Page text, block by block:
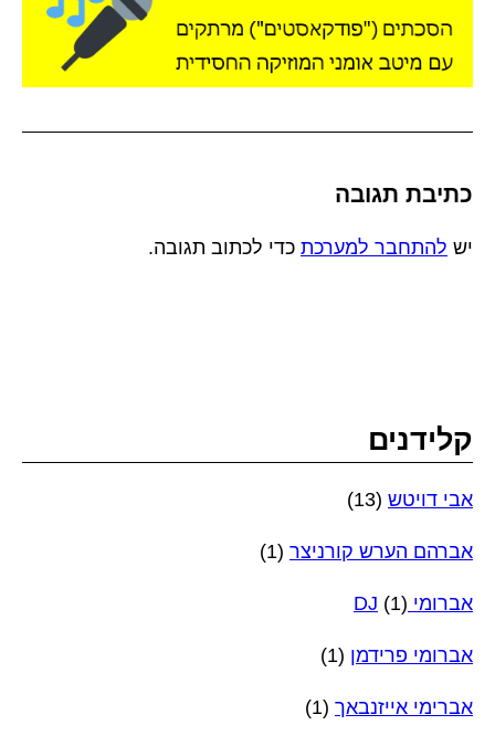
כתיבת תגובה
יש להתחבר למערכת כדי לכתוב תגובה.
קלידנים
אבי דויטש (13)
אברהם הערש קורניצר (1)
אברומי DJ (1)
אברומי פרידמן (1)
אברימי אייזנבאך (1)